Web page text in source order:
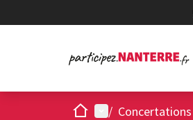
AccueilMenu principal
/ Concertations